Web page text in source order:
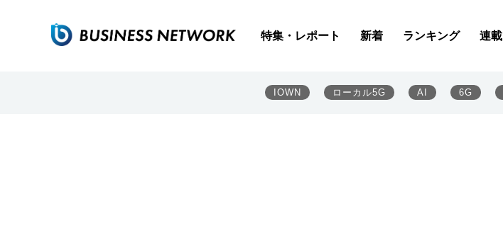
特集・レポート 新着 ランキング 連載
IOWN ローカル5G AI 6G